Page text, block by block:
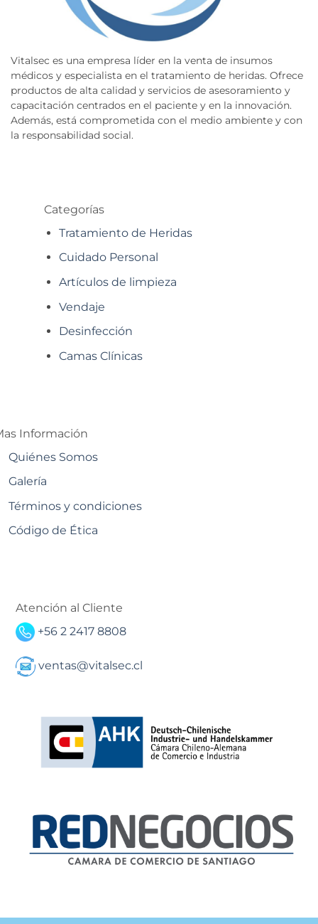
Vitalsec es una empresa líder en la venta de insumos
médicos y especialista en el tratamiento de heridas. Ofrece
productos de alta calidad y servicios de asesoramiento y
capacitación centrados en el paciente y en la innovación.
Además, está comprometida con el medio ambiente y con
la responsabilidad social.
Categorías
Tratamiento de Heridas
Cuidado Personal
Artículos de limpieza
Vendaje
Desinfección
Camas Clínicas
Información
Quiénes Somos
Galería
Términos y condiciones
Código de Ética
Atención al Cliente
+56 2 2417 8808
ventas@vitalsec.cl